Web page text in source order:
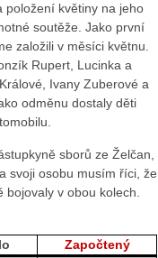
položení květiny na jeho
soutěže. Jako první
založili v měsíci květnu.
Rupert, Lucinka a
Ivany Zuberové a
odměnu dostaly děti
sborů ze Želčan,
svoji osobu musím říci, že
v obou kolech.
Započtený